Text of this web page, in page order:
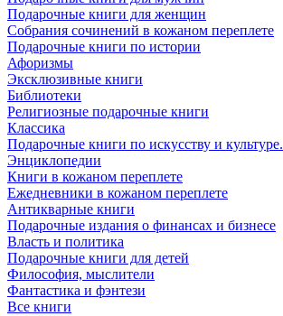
Подарочные книги для женщин
Собрания сочинений в кожаном переплете
Подарочные книги по истории
Афоризмы
Эксклюзивные книги
Библиотеки
Религиозные подарочные книги
Классика
Подарочные книги по искусству и культуре.
Энциклопедии
Книги в кожаном переплете
Ежедневники в кожаном переплете
Антикварные книги
Подарочные издания о финансах и бизнесе
Власть и политика
Подарочные книги для детей
Философия, мыслители
Фантастика и фэнтези
Все книги